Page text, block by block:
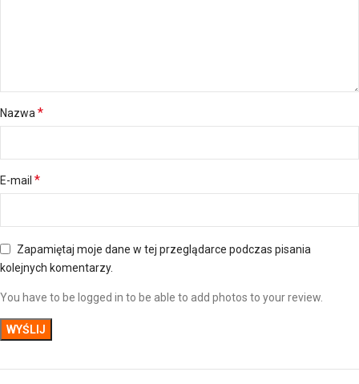
Nazwa*
E-mail *
Zapamiętaj moje dane w tej przeglądarce podczas pisania
kolejnych komentarzy.
You have to be logged in to be able to add photos to your review.